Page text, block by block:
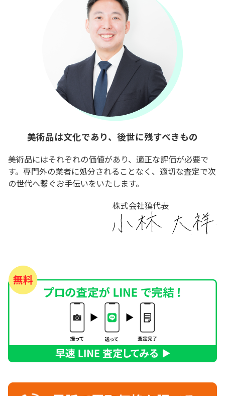
美術品は文化であり、後世に残すべきもの
美術品にはそれぞれの価値があり、適正な評価が必要で
す。専門外の業者に処分されることなく、適切な査定で次
の世代へ繋ぐお手伝いをいたします。
株式会社獏代表